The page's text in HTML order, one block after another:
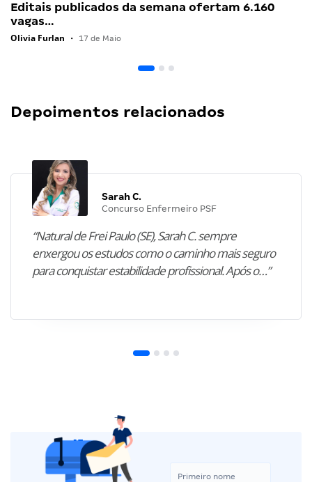
Editais publicados da semana ofertam 6.160
vagas…
Olivia Furlan • 17 de Maio
Depoimentos relacionados
Sarah C.
Concurso Enfermeiro PSF
“Natural de Frei Paulo (SE), Sarah C. sempre
enxergou os estudos como o caminho mais seguro
para conquistar estabilidade profissional. Após o…”